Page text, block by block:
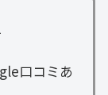
口コミあ